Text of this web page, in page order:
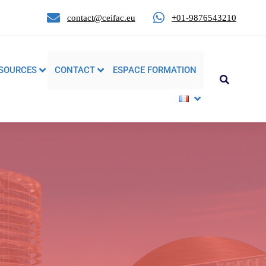
contact@ceifac.eu +01-9876543210
CONTACT ESPACE FORMATION